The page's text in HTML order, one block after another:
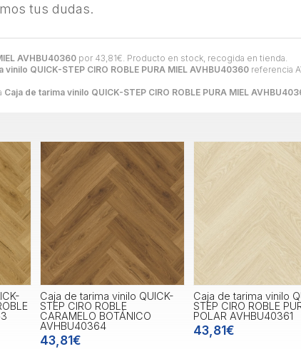
AVHBU40360 por 43,81€ . Producto en stock, recogida en tienda.
vinilo QUICK-STEP CIRO ROBLE PURA MIEL AVHBU40360 referencia
Caja de tarima vinilo QUICK-STEP CIRO ROBLE PURA MIEL
tus dudas.
Caja de tarima vinilo QUICK-
STEP CIRO ROBLE
CARAMELO BOTÁNICO
AVHBU40364
43,81€
Caja de tarima vinilo
STEP CIRO ROBLE
POLAR AVHBU40361
43,81€